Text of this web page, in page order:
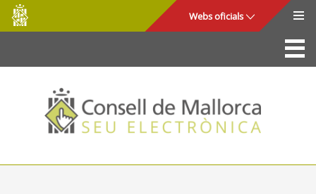
Salta al contingut principal
Consell
de
Mallorca
Webs oficials
La Seu
Consell de Mallorca
Accés i seguretat
Utilitats